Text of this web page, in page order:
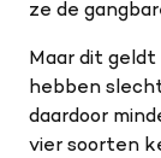
ze de
Maar dit geldt
hebben
daardoor
vier soorten